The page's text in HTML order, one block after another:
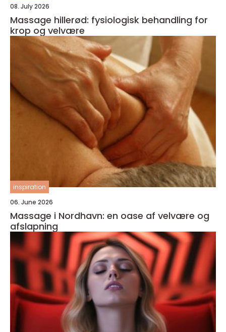
08. July 2026
Massage hillerød: fysiologisk behandling for
krop og velvære
inspiration
06. June 2026
Massage i Nordhavn: en oase af velvære og
afslapning